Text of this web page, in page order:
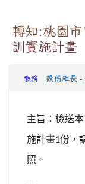
轉知:桃園
訓實施計畫
教務 設備組長 -
主旨：檢送
施計畫1份，
照。